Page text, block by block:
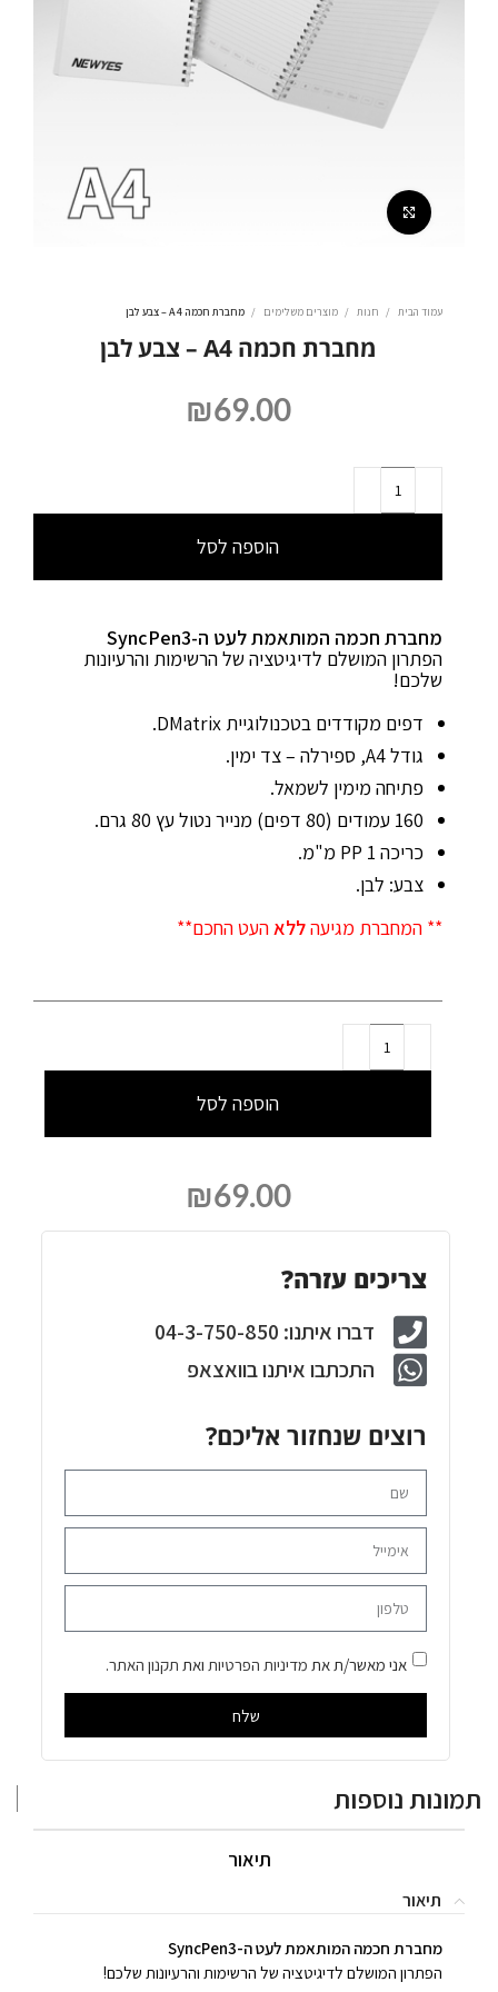
עמוד הבית חנות מוצרים משלימים מחברת חכמה A4 – צבע לבן
מחברת חכמה A4 – צבע לבן
₪69.00
הוספה לסל
מחברת חכמה המותאמת לעט ה-SyncPen3
הפתרון המושלם לדיגיטציה של הרשימות והרעיונות
שלכם!
דפים מקודדים בטכנולוגיית DMatrix.
גודל A4, ספירלה – צד ימין.
פתיחה מימין לשמאל.
160 עמודים (80 דפים) מנייר נטול עץ 80 גרם.
כריכה PP 1 מ"מ.
צבע: לבן.
** המחברת מגיעהללאהעט החכם**
הוספה לסל
₪69.00
צריכים עזרה?
דברו איתנו: 04-3-750-850
התכתבו איתנו בוואצאפ
רוצים שנחזור אליכם?
אני מאשר/ת את מדיניות הפרטיות ואת תקנון האתר.
שלח
תמונות נוספות
תיאור
תיאור
מחברת חכמה המותאמת לעט ה-SyncPen3
הפתרון המושלם לדיגיטציה של הרשימות והרעיונות שלכם!